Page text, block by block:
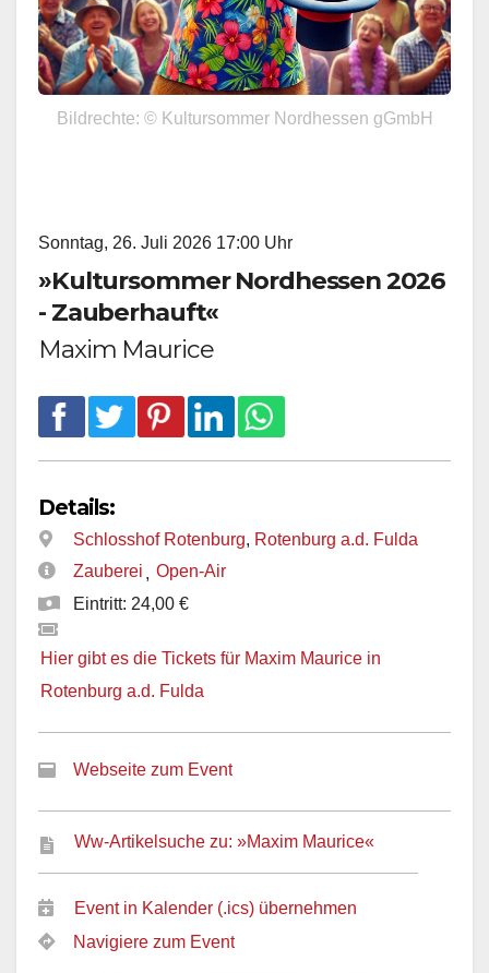
Bildrechte: © Kultursommer Nordhessen gGmbH
Sonntag, 26. Juli 2026 17:00 Uhr
»Kultursommer Nordhessen 2026
- Zauberhauft«
Maxim Maurice
Details:
Schlosshof Rotenburg, Rotenburg a.d. Fulda
Zauberei , Open-Air
Eintritt: 24,00 €
Hier gibt es die Tickets für Maxim Maurice in
Rotenburg a.d. Fulda
Webseite zum Event
Ww-Artikelsuche zu: »Maxim Maurice«
Event in Kalender (.ics) übernehmen
Navigiere zum Event